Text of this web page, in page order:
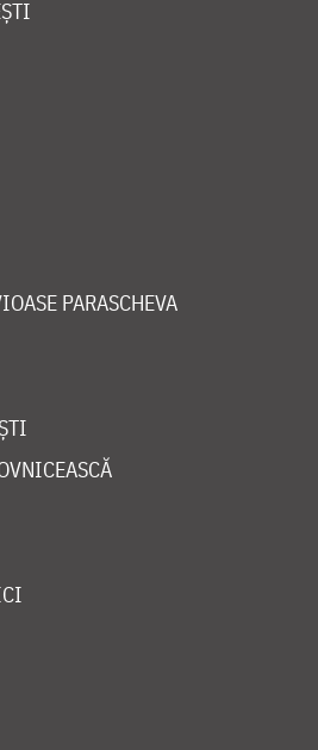
PARASCHEVA